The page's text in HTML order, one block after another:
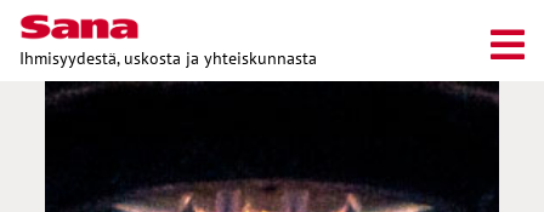
Ihmisyydestä, uskosta ja yhteiskunnasta